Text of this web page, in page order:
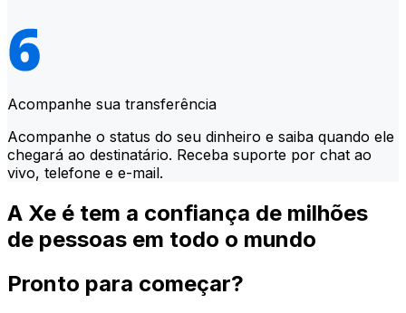
Acompanhe sua transferência
Acompanhe o status do seu dinheiro e saiba quando ele
chegará ao destinatário. Receba suporte por chat ao
vivo, telefone e e-mail.
A Xe é tem a confiança de milhões
de pessoas em todo o mundo
Pronto para começar?